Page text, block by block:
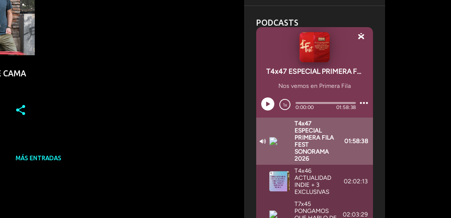
CAMA
MÁS ENTRADAS
PODCASTS